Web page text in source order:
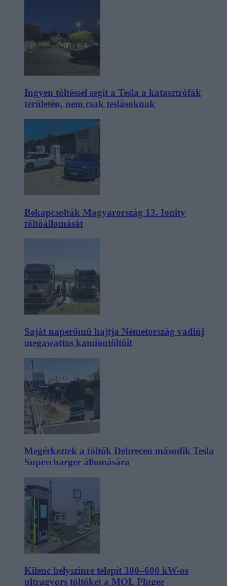
Ingyen töltéssel segít a Tesla a katasztrófák
területén, nem csak teslásoknak
Bekapcsolták Magyarország 13. Ionity
töltőállomását
Saját naperőmű hajtja Németország vadiúj
megawattos kamiontöltőit
Megérkeztek a töltők Debrecen második Tesla
Supercharger állomására
Kilenc helyszínre telepít 300–600 kW-os
ultragyors töltőket a MOL Plugee